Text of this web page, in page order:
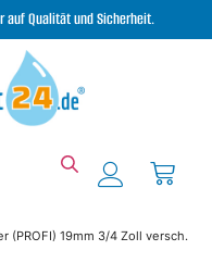
auf Qualität und Sicherheit.
(PROFI) 19mm 3/4 Zoll versch.